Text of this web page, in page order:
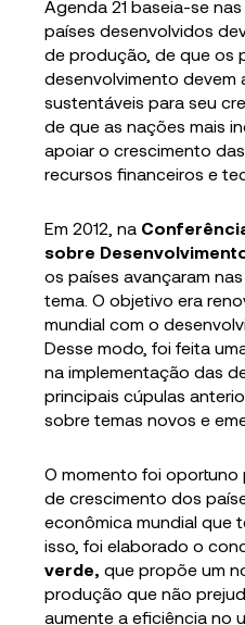
Agenda 21 baseia-se
países desenvolvidos
de produção, de que os
desenvolvimento devem
sustentáveis para seu
de que as nações mais
apoiar o crescimento
recursos financeiros e
Em 2012, na
sobre
os países avançaram
tema. O objetivo era
mundial com o
Desse modo, foi feita
na implementação das
principais cúpulas
sobre temas novos e
O momento foi oportuno
de crescimento dos
econômica mundial que
isso, foi elaborado o
verde,que propõe um
produção que não
aumente a eficiência no